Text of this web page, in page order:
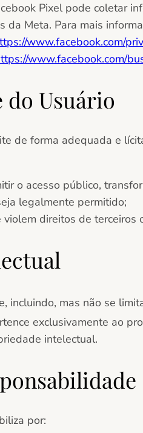
Pixel pode coletar
Meta. Para mais
www.facebook.com/
www.facebook.com/
do Usuário
de forma adequada e
o acesso público,
legalmente permitido;
direitos de
incluindo, mas não se
exclusivamente ao
intelectual.
por: